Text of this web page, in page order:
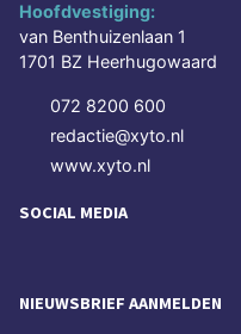
Hoofdvestiging:
van Benthuizenlaan 1
1701 BZ Heerhugowaard
072 8200 600
redactie@xyto.nl
www.xyto.nl
SOCIAL MEDIA
NIEUWSBRIEF AANMELDEN